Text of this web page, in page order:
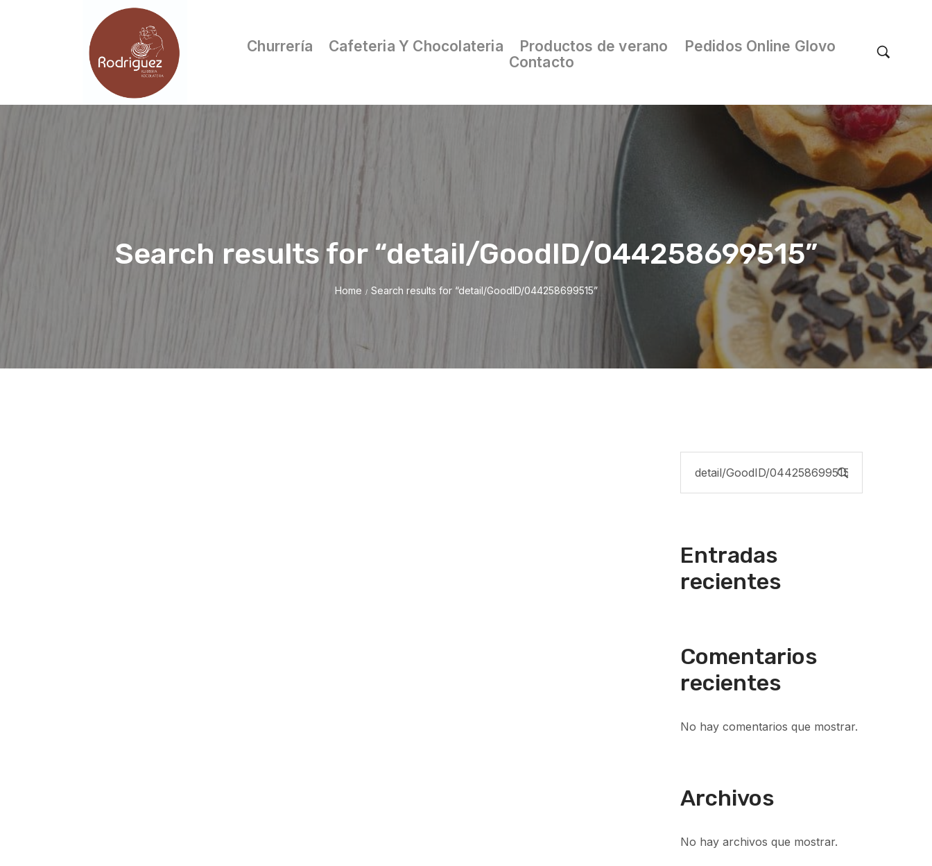
Churrería Cafeteria Y Chocolateria Productos de verano
Pedidos Online Glovo
Contacto
Search results for “detail/GoodID/044258699515”
Home / Search results for “detail/GoodID/044258699515”
Entradas
recientes
Comentarios
recientes
No hay comentarios que mostrar.
Archivos
No hay archivos que mostrar.